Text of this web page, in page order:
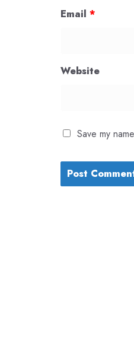
Email *
Website
Save my